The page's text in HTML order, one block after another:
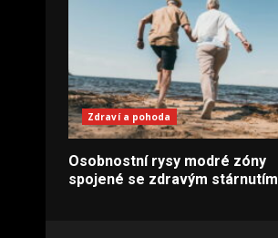
Zdraví a pohoda
Osobnostní rysy modré zóny
spojené se zdravým stárnutím